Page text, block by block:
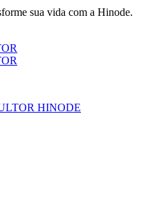
sua vida com a Hinode.
HINODE